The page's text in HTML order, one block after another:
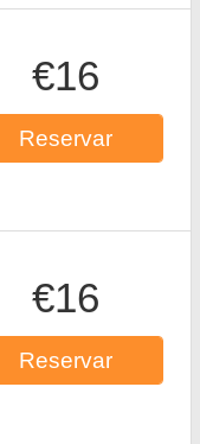
€16
Reservar
€16
Reservar